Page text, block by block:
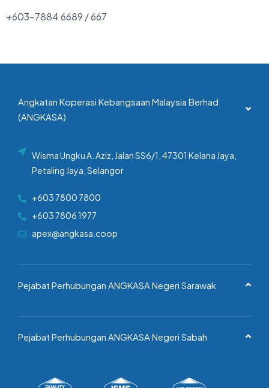
+603-7884 6689 / 667
Angkatan Koperasi Kebangsaan Malaysia Berhad
(ANGKASA)
Wisma Ungku A. Aziz, Jalan SS6/1, 47301 Kelana Jaya,
Petaling Jaya, Selangor
+603 7800 7800
+603 7806 1977
apex@angkasa.coop
Pejabat Perhubungan ANGKASA Negeri Sarawak
Pejabat Perhubungan ANGKASA Negeri Sabah